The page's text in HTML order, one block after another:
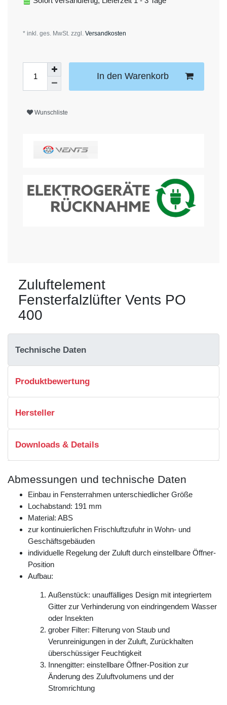
* inkl. ges. MwSt. zzgl. Versandkosten
In den Warenkorb
Wunschliste
Zuluftelement
Fensterfalzlüfter Vents PO
400
Technische Daten
Produktbewertung
Hersteller
Downloads & Details
Abmessungen und technische Daten
Einbau in Fensterrahmen unterschiedlicher Größe
Lochabstand: 191 mm
Material: ABS
zur kontinuierlichen Frischluftzufuhr in Wohn- und
Geschäftsgebäuden
individuelle Regelung der Zuluft durch einstellbare Öffner-
Position
Aufbau:
Außenstück: unauffälliges Design mit integriertem
Gitter zur Verhinderung von eindringendem Wasser
oder Insekten
grober Filter: Filterung von Staub und
Verunreinigungen in der Zuluft, Zurückhalten
überschüssiger Feuchtigkeit
Innengitter: einstellbare Öffner-Position zur
Änderung des Zuluftvolumens und der
Stromrichtung